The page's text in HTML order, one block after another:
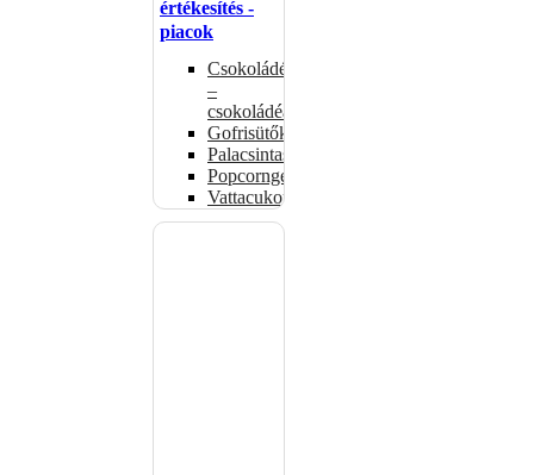
értékesítés -
piacok
Csokoládémelegítők
–
csokoládéadagolók
Gofrisütők
Palacsintasütők
Popcorngépek
Vattacukorgép